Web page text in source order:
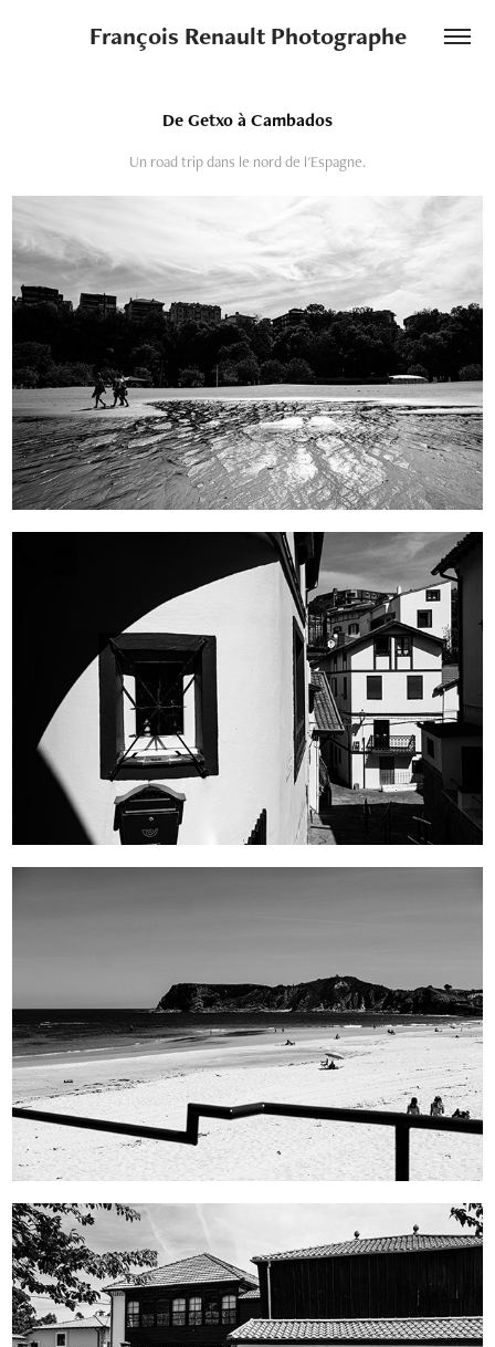
François Renault Photographe
De Getxo à Cambados
Un road trip dans le nord de l'Espagne.